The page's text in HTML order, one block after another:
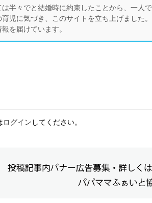
は半々でと結婚時に約束したことから、一人
育児に気づき、このサイトを立ち上げました
を届けています。
ログイン してください。